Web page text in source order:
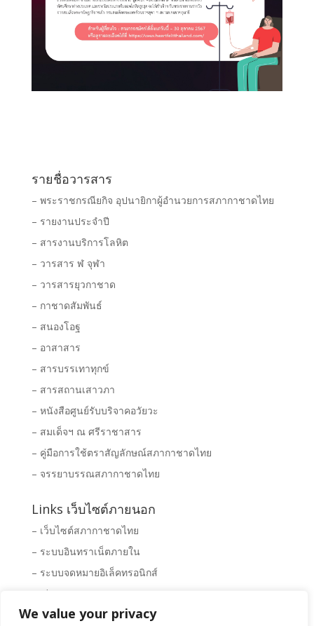
We value your privacy
รายชื่อวารสาร
– พระราชกรณียกิจ อุปนายิกาผู้อำนวยการสภากาชาดไทย
– รายงานประจำปี
– สารงานบริการโลหิต
– วารสาร ฬ จุฬา
– วารสารยุวกาชาด
– กาชาดสัมพันธ์
– สนองโอฐ
– อาสาสาร
– สารบรรเทาทุกข์
– สารสถานเสาวภา
– หนังสือศูนย์รับบริจาคอวัยวะ
– สมเด็จฯ ณ ศรีราชาสาร
– คู่มือการใช้ตราสัญลักษณ์สภากาชาดไทย
– จรรยาบรรณสภากาชาดไทย
Links เว็บไซต์ภายนอก
– เว็บไซต์สภากาชาดไทย
– ระบบอินทราเน็ตภายใน
– ระบบจดหมายอิเล็คทรอนิกส์
– Clipping News
– ระบบจัดซื้อ – จัดจ้างสภากาชาดไทย